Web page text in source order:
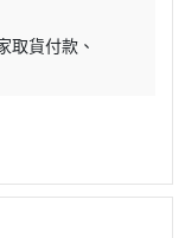
取貨付款